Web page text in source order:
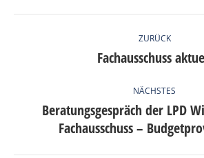
ZURÜCK
Vorheriger
Fachausschuss
NÄCHSTES
Nächster
Beitrag:
Beratungsgespräch der LPD
Fachausschuss –